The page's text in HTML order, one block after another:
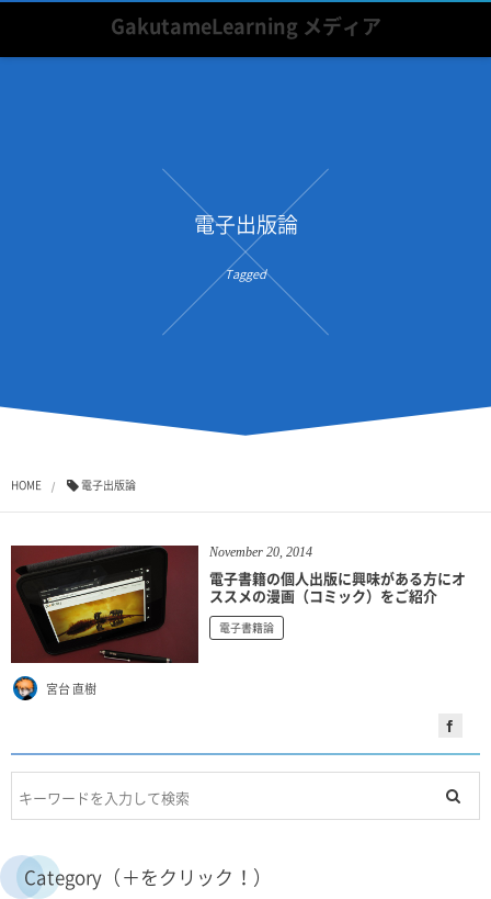
GakutameLearning メディア
電子出版論
Tagged
HOME 電子出版論
November 20,2014
電子書籍の個人出版に興味がある方にオ
ススメの漫画（コミック）をご紹介
電子書籍論
宮台 直樹
Category（＋をクリック！）